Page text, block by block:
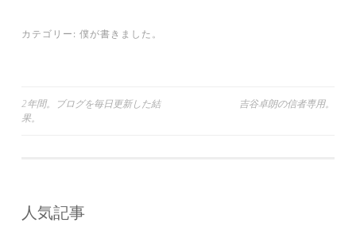
カテゴリー: 僕が書きました。
投
ゲ
ー
2年間。ブログを毎日更新した結
果。
吉谷卓朗の信者専用。
人気記事